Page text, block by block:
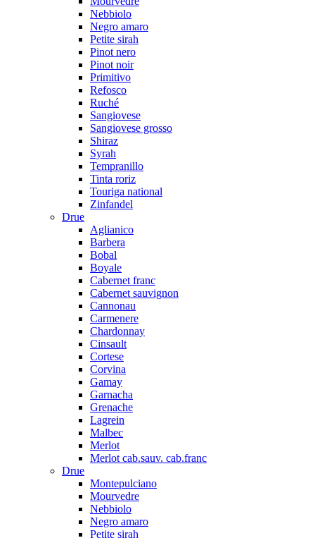
Nebbiolo
Negro amaro
Petite sirah
Pinot nero
Pinot noir
Primitivo
Refosco
Ruché
Sangiovese
Sangiovese grosso
Shiraz
Syrah
Tempranillo
Tinta roriz
Touriga national
Zinfandel
Drue
Aglianico
Barbera
Bobal
Boyale
Cabernet franc
Cabernet sauvignon
Cannonau
Carmenere
Chardonnay
Cinsault
Cortese
Corvina
Gamay
Garnacha
Grenache
Lagrein
Malbec
Merlot
Merlot cab.sauv. cab.franc
Drue
Montepulciano
Mourvedre
Nebbiolo
Negro amaro
Petite sirah